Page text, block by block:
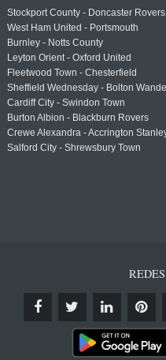
Stockport County - Doncaster Rovers
West Ham United - Portsmouth
Burnley - Notts County
Leyton Orient - Oxford United
Fleetwood Town - Chesterfield
Sheffield Wednesday - Bolton
Cardiff City - Swindon Town
Burton Albion - Blackburn Rovers
Crewe Alexandra - Accrington
Salford City - Shrewsbury Town